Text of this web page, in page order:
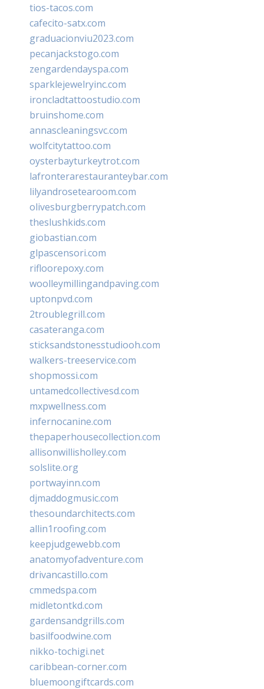
tios-tacos.com
cafecito-satx.com
graduacionviu2023.com
pecanjackstogo.com
zengardendayspa.com
sparklejewelryinc.com
ironcladtattoostudio.com
bruinshome.com
annascleaningsvc.com
wolfcitytattoo.com
oysterbayturkeytrot.com
lafronterarestauranteybar.com
lilyandrosetearoom.com
olivesburgberrypatch.com
theslushkids.com
giobastian.com
glpascensori.com
rifloorepoxy.com
woolleymillingandpaving.com
uptonpvd.com
2troublegrill.com
casateranga.com
sticksandstonesstudiooh.com
walkers-treeservice.com
shopmossi.com
untamedcollectivesd.com
mxpwellness.com
infernocanine.com
thepaperhousecollection.com
allisonwillisholley.com
solslite.org
portwayinn.com
djmaddogmusic.com
thesoundarchitects.com
allin1roofing.com
keepjudgewebb.com
anatomyofadventure.com
drivancastillo.com
cmmedspa.com
midletontkd.com
gardensandgrills.com
basilfoodwine.com
nikko-tochigi.net
caribbean-corner.com
bluemoongiftcards.com